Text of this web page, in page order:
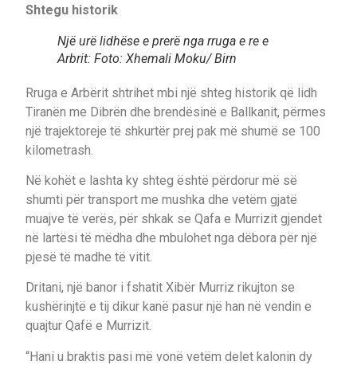
Shtegu historik
Një urë lidhëse e prerë nga rruga e re e
Arbrit: Foto: Xhemali Moku/ Birn
Rruga e Arbërit shtrihet mbi një shteg historik që lidh
Tiranën me Dibrën dhe brendësinë e Ballkanit, përmes
një trajektoreje të shkurtër prej pak më shumë se 100
kilometrash.
Në kohët e lashta ky shteg është përdorur më së
shumti për transport me mushka dhe vetëm gjatë
muajve të verës, për shkak se Qafa e Murrizit gjendet
në lartësi të mëdha dhe mbulohet nga dëbora për një
pjesë të madhe të vitit.
Dritani, një banor i fshatit Xibër Murriz rikujton se
kushërinjtë e tij dikur kanë pasur një han në vendin e
quajtur Qafë e Murrizit.
“Hani u braktis pasi më vonë vetëm delet kalonin dy